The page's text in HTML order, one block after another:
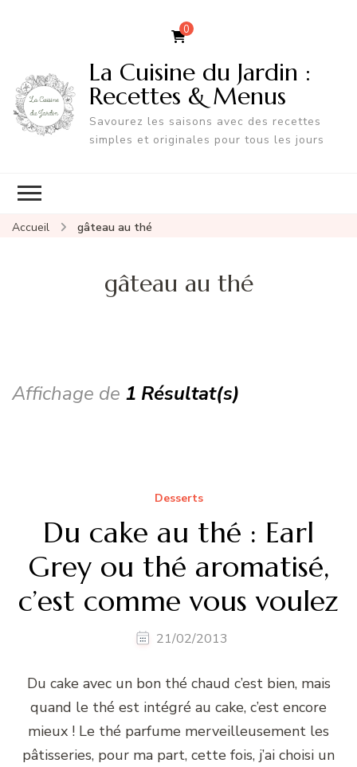
0
La Cuisine du Jardin :
Recettes & Menus
Savourez les saisons avec des recettes
simples et originales pour tous les jours
Accueil gâteau au thé
gâteau au thé
Affichage de 1 Résultat(s)
Desserts
Du cake au thé : Earl
Grey ou thé aromatisé,
c’est comme vous voulez
21/02/2013
Du cake avec un bon thé chaud c’est bien, mais
quand le thé est intégré au cake, c’est encore
mieux ! Le thé parfume merveilleusement les
pâtisseries, pour ma part, cette fois, j’ai choisi un